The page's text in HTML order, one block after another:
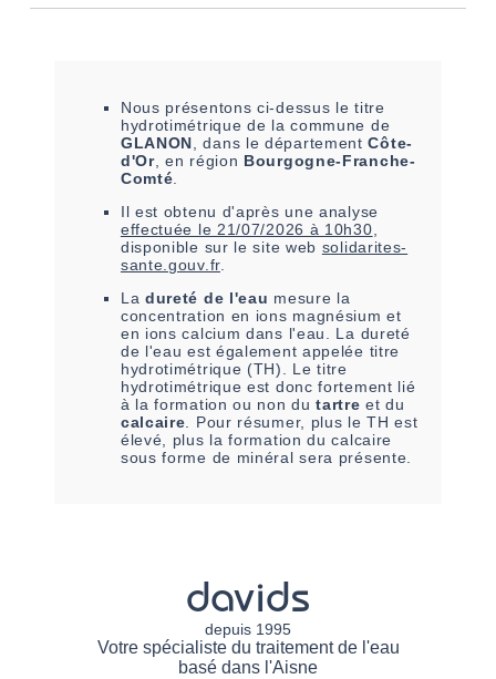
Nous présentons ci-dessus le titre
hydrotimétrique de la commune de
GLANON , dans le départementCôte-
d'Or, en région Bourgogne-Franche-
Comté
Il est obtenu d'après une analyse
effectuée le 21/07/2026 à 10h30
disponible sur le site web solidarites-
sante.gouv.fr.
La dureté de l'eau mesure la
concentration en ions magnésium et
en ions calcium dans l'eau. La dureté
de l'eau est également appelée titre
hydrotimétrique (TH). Le titre
hydrotimétrique est donc fortement lié
à la formation ou non dutartre et du
calcaire . Pour résumer, plus le TH est
élevé, plus la formation du calcaire
sous forme de minéral sera présente.
davids
depuis 1995
Votre spécialiste du traitement de l'eau
basé dans l'Aisne